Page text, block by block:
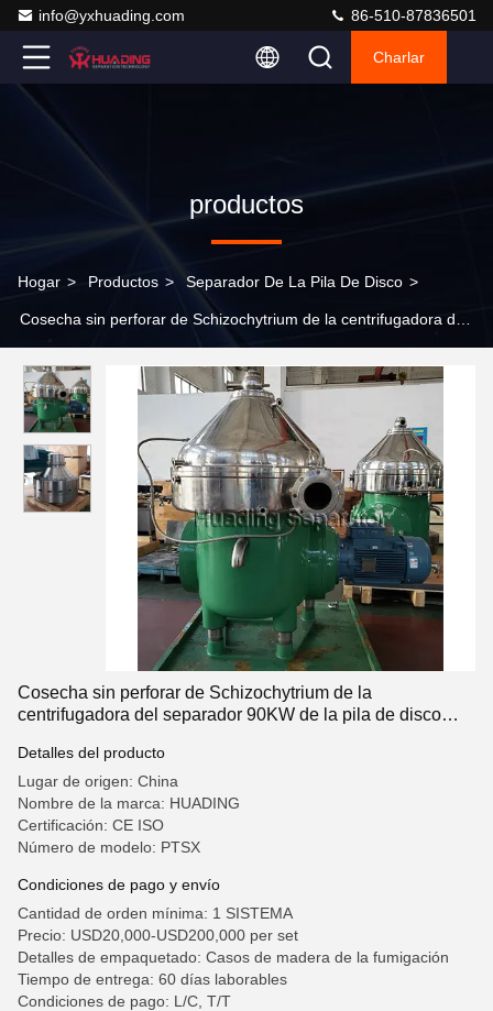
info@yxhuading.com 86-510-87836501
Charlar
productos
Hogar > Productos > Separador De La Pila De Disco >
Cosecha sin perforar de Schizochytrium de la centrifugadora del
Cosecha sin perforar de Schizochytrium de la
centrifugadora del separador 90KW de la pila de disco
Detalles del producto
Lugar de origen: China
Nombre de la marca: HUADING
Certificación: CE ISO
Número de modelo: PTSX
Condiciones de pago y envío
Cantidad de orden mínima: 1 SISTEMA
Precio: USD20,000-USD200,000 per set
Detalles de empaquetado: Casos de madera de la fumigación
Tiempo de entrega: 60 días laborables
Condiciones de pago: L/C, T/T